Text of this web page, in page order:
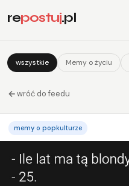
repostuj.pl
wszystkie Memy o życiu
wróć do feedu
memy o popkulturze